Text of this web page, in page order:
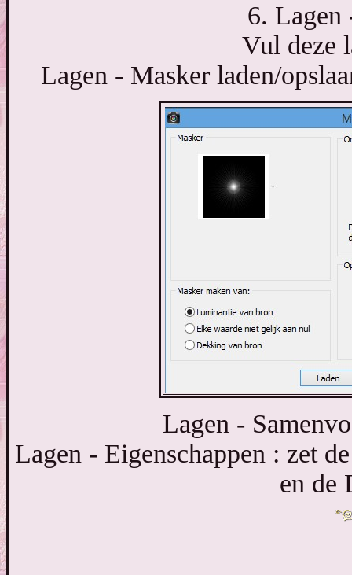
6. Lagen
Vul deze
Lagen - Masker laden/
Lagen -
Lagen - Eigenschappen : zet
en de